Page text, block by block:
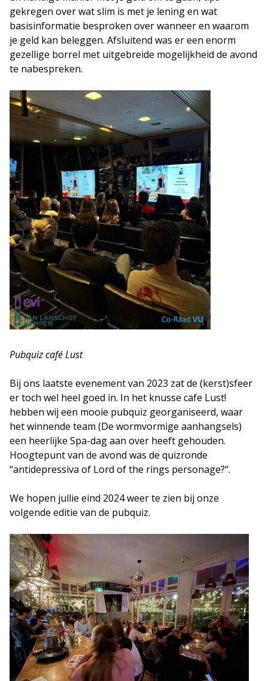
gekregen over wat slim is met je lening en wat
basisinformatie besproken over wanneer en waarom
je geld kan beleggen. Afsluitend was er een enorm
gezellige borrel met uitgebreide mogelijkheid de avond
te nabespreken.
Pubquiz café Lust
Bij ons laatste evenement van 2023 zat de (kerst)sfeer
er toch wel heel goed in. In het knusse cafe Lust!
hebben wij een mooie pubquiz georganiseerd, waar
het winnende team (De wormvormige aanhangsels)
een heerlijke Spa-dag aan over heeft gehouden.
Hoogtepunt van de avond was de quizronde
“antidepressiva of Lord of the rings personage?“.
We hopen jullie eind 2024 weer te zien bij onze
volgende editie van de pubquiz.